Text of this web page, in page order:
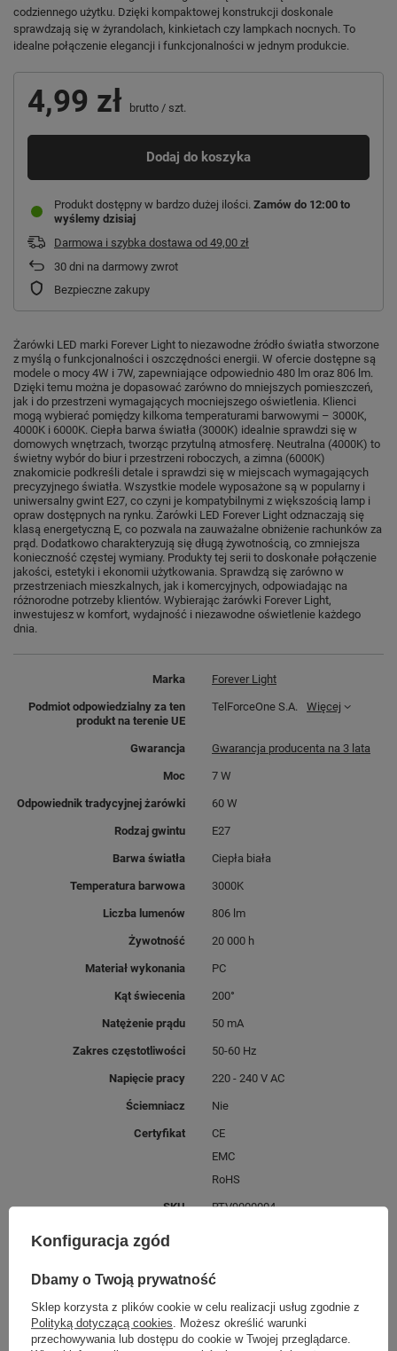
codziennego użytku. Dzięki kompaktowej konstrukcji doskonale
sprawdzają się w żyrandolach, kinkietach czy lampkach nocnych. To
idealne połączenie elegancji i funkcjonalności w jednym produkcie.
4,99 zł brutto / szt.
Dodaj do koszyka
Produkt dostępny w bardzo dużej ilości Zamów do 12:00 to
wyślemy dzisiaj
Darmowa i szybka dostawa od 49,00 zł
30 dni na darmowy zwrot
Bezpieczne zakupy
Żarówki LED marki Forever Light to niezawodne źródło światła stworzone
z myślą o funkcjonalności i oszczędności energii. W ofercie dostępne są
modele o mocy 4W i 7W, zapewniające odpowiednio 480 lm oraz 806 lm.
Dzięki temu można je dopasować zarówno do mniejszych pomieszczeń,
jak i do przestrzeni wymagających mocniejszego oświetlenia. Klienci
mogą wybierać pomiędzy kilkoma temperaturami barwowymi – 3000K,
4000K i 6000K. Ciepła barwa światła (3000K) idealnie sprawdzi się w
domowych wnętrzach, tworząc przytulną atmosferę. Neutralna (4000K) to
świetny wybór do biur i przestrzeni roboczych, a zimna (6000K)
znakomicie podkreśli detale i sprawdzi się w miejscach wymagających
precyzyjnego światła. Wszystkie modele wyposażone są w popularny i
uniwersalny gwint E27, co czyni je kompatybilnymi z większością lamp i
opraw dostępnych na rynku. Żarówki LED Forever Light odznaczają się
klasą energetyczną E, co pozwala na zauważalne obniżenie rachunków za
prąd. Dodatkowo charakteryzują się długą żywotnością, co zmniejsza
konieczność częstej wymiany. Produkty tej serii to doskonałe połączenie
jakości, estetyki i ekonomii użytkowania. Sprawdzą się zarówno w
przestrzeniach mieszkalnych, jak i komercyjnych, odpowiadając na
różnorodne potrzeby klientów. Wybierając żarówki Forever Light,
inwestujesz w komfort, wydajność i niezawodne oświetlenie każdego
dnia.
Marka Forever Light
Podmiot odpowiedzialny za ten
produkt na terenie UE
TelForceOne S.A. Więcej
Gwarancja Gwarancja producenta na 3 lata
Moc 7 W
Odpowiednik tradycyjnej żarówki 60 W
Rodzaj gwintu E27
Barwa światła Ciepła biała
Temperatura barwowa 3000K
Liczba lumenów 806 lm
Żywotność 20 000 h
Materiał wykonania PC
Kąt świecenia 200°
Natężenie prądu 50 mA
Zakres częstotliwości 50-60 Hz
Napięcie pracy 220 - 240 V AC
Ściemniacz Nie
Certyfikat
CE
EMC
RoHS
SKU RTV9000004
Klasa energetyczna
MOŻE CIĘ ZAINTERESOWAĆ
Konfiguracja zgód
Dbamy o Twoją prywatność
Sklep korzysta z plików cookie w celu realizacji usług zgodnie z
Polityką dotyczącą cookies. Możesz określić warunki
przechowywania lub dostępu do cookie w Twojej przeglądarce.